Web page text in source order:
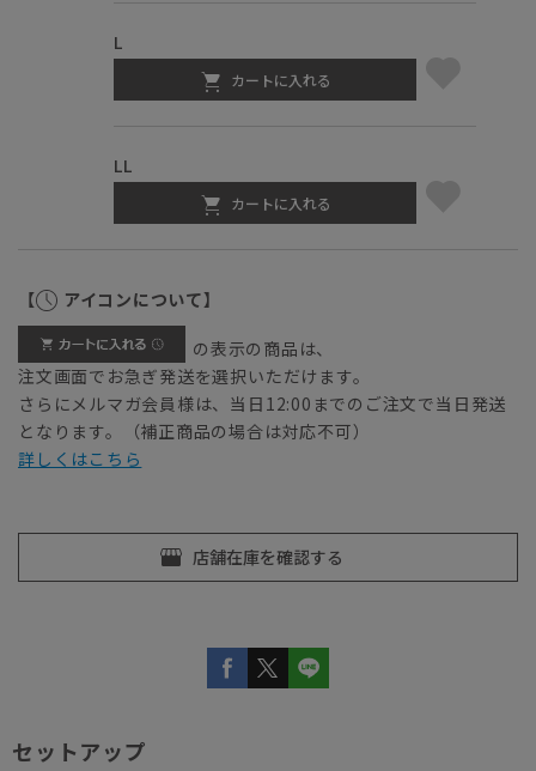
L
カートに入れる
LL
カートに入れる
【 アイコンについて】
の表示の商品は、
注文画面でお急ぎ発送を選択いただけます。
さらにメルマガ会員様は、当日12:00までのご注文で当日発送
となります。（補正商品の場合は対応不可）
詳しくはこちら
セットアップ